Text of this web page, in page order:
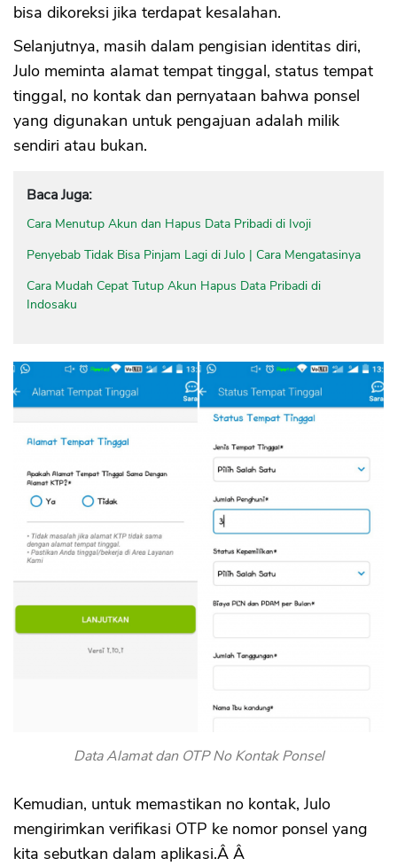
bisa dikoreksi jika terdapat kesalahan.
Selanjutnya, masih dalam pengisian identitas diri,
Julo meminta alamat tempat tinggal, status tempat
tinggal, no kontak dan pernyataan bahwa ponsel
yang digunakan untuk pengajuan adalah milik
sendiri atau bukan.
Baca Juga:
Cara Menutup Akun dan Hapus Data Pribadi di Ivoji
Penyebab Tidak Bisa Pinjam Lagi di Julo | Cara Mengatasinya
Cara Mudah Cepat Tutup Akun Hapus Data Pribadi di
Indosaku
Data Alamat dan OTP No Kontak Ponsel
Kemudian, untuk memastikan no kontak, Julo
mengirimkan verifikasi OTP ke nomor ponsel yang
kita sebutkan dalam aplikasi.Â Â